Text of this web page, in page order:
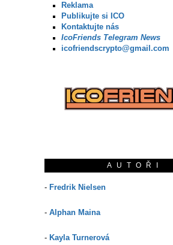
Reklama
Publikujte si ICO
Kontaktujte nás
IcoFriends Telegram News
icofriendscrypto@gmail.com
AUTOŘI
- Fredrik Nielsen
- Alphan Maina
- Kayla Turnerová